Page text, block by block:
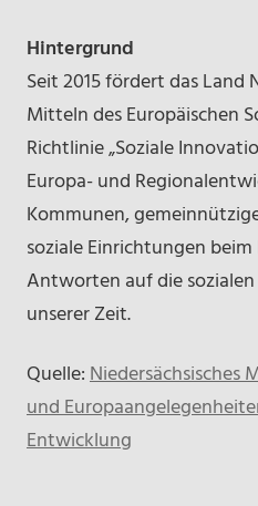
Hintergrund
Seit 2015 fördert das Land
Mitteln des Europäischen
Richtlinie „Soziale
Europa- und
Kommunen,
soziale Einrichtungen
Antworten auf die
unserer Zeit.
Quelle:Niedersächsisches
und
Entwicklung